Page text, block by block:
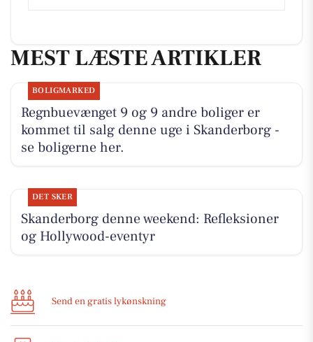
MEST LÆSTE ARTIKLER
BOLIGMARKED
Regnbuevænget 9 og 9 andre boliger er
kommet til salg denne uge i Skanderborg -
se boligerne her.
DET SKER
Skanderborg denne weekend: Refleksioner
og Hollywood-eventyr
Send en gratis lykønskning